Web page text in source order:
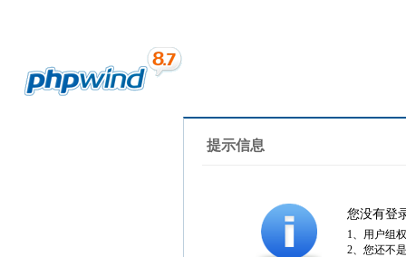
提示信息
您没有登
1、用户组
2、您还不